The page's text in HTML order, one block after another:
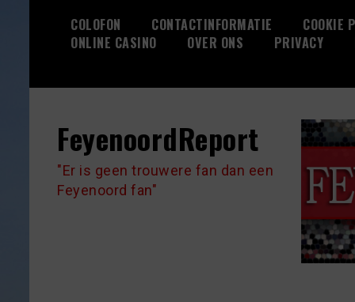
COLOFON CONTACTINFORMATIE COOKIE
ONLINE CASINO
OVER ONS PRIVACY
FeyenoordReport
"Er is geen trouwere fan dan een
Feyenoord fan"